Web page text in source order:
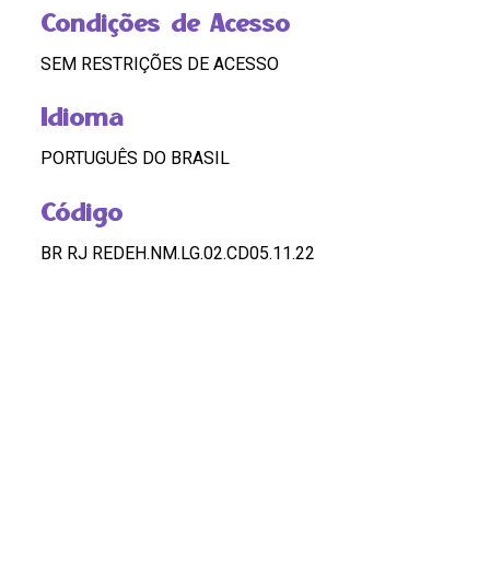
Condições de Acesso
SEM RESTRIÇÕES DE ACESSO
Idioma
PORTUGUÊS DO BRASIL
Código
BR RJ REDEH.NM.LG.02.CD05.11.22